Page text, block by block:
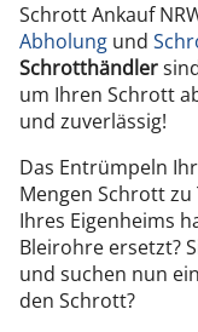
Schrott Ankauf
Abholung und
Schrotthändler
um Ihren Schrott
und zuverlässig!
Das Entrümpeln
Mengen Schrott
Ihres Eigenheims
Bleirohre ersetzt?
und suchen nun
den Schrott?